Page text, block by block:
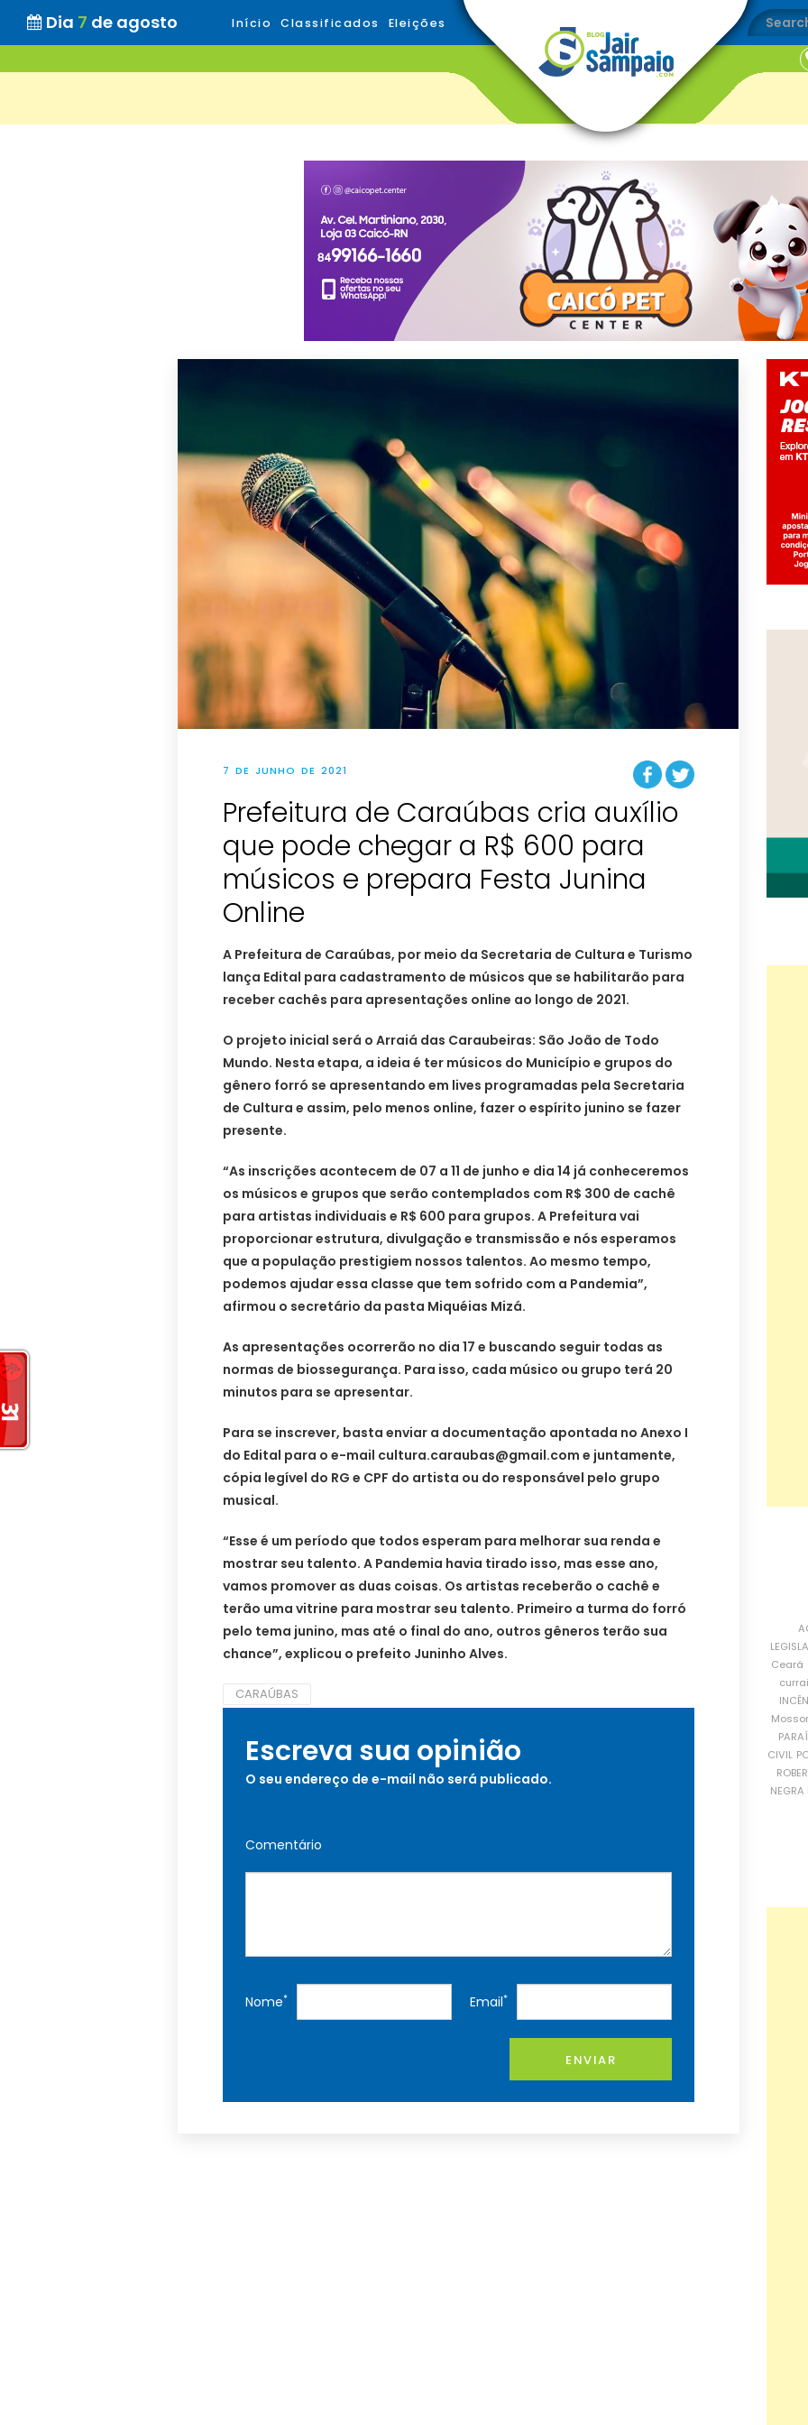
Dia 7 de agosto Início Classificados Eleições
7 DE JUNHO DE 2021
Prefeitura de Caraúbas cria auxílio
que pode chegar a R$ 600 para
músicos e prepara Festa Junina
Online
A Prefeitura de Caraúbas, por meio da Secretaria de Cultura e Turismo
lança Edital para cadastramento de músicos que se habilitarão para
receber cachês para apresentações online ao longo de 2021.
O projeto inicial será o Arraiá das Caraubeiras: São João de Todo
Mundo. Nesta etapa, a ideia é ter músicos do Município e grupos do
gênero forró se apresentando em lives programadas pela Secretaria
de Cultura e assim, pelo menos online, fazer o espírito junino se fazer
presente.
“As inscrições acontecem de 07 a 11 de junho e dia 14 já conheceremos
os músicos e grupos que serão contemplados com R$ 300 de cachê
para artistas individuais e R$ 600 para grupos. A Prefeitura vai
proporcionar estrutura, divulgação e transmissão e nós esperamos
que a população prestigiem nossos talentos. Ao mesmo tempo,
podemos ajudar essa classe que tem sofrido com a Pandemia”,
afirmou o secretário da pasta Miquéias Mizá.
As apresentações ocorrerão no dia 17 e buscando seguir todas as
normas de biossegurança. Para isso, cada músico ou grupo terá 20
minutos para se apresentar.
Para se inscrever, basta enviar a documentação apontada no Anexo I
do Edital para o e-mail cultura.caraubas@gmail.com e juntamente,
cópia legível do RG e CPF do artista ou do responsável pelo grupo
musical.
“Esse é um período que todos esperam para melhorar sua renda e
mostrar seu talento. A Pandemia havia tirado isso, mas esse ano,
vamos promover as duas coisas. Os artistas receberão o cachê e
terão uma vitrine para mostrar seu talento. Primeiro a turma do forró
pelo tema junino, mas até o final do ano, outros gêneros terão sua
chance”, explicou o prefeito Juninho Alves.
CARAÚBAS
Escreva sua opinião
O seu endereço de e-mail não será publicado.
Comentário
Nome* Email*
ENVIAR
Ceará
CIVIL
NEGRA